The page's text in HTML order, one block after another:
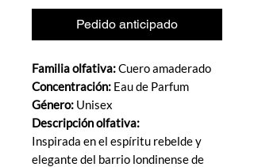
Pedido anticipado
Familia olfativa:Cuero amaderado
Concentración: Eau de Parfum
Género: Unisex
Descripción olfativa:
Inspirada en el espíritu rebelde y
elegante del barrio londinense de